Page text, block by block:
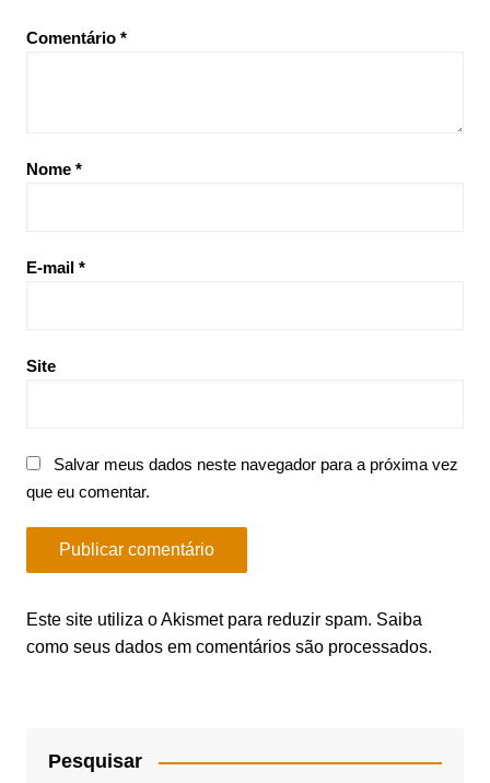
Comentário *
Nome *
E-mail *
Site
Salvar meus dados neste navegador para a próxima vez
que eu comentar.
Este site utiliza o Akismet para reduzir spam. Saiba
como seus dados em comentários são processados.
Pesquisar